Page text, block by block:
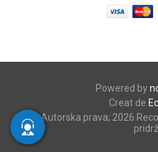
Powered by
Creat de
Autorska prava; 2026